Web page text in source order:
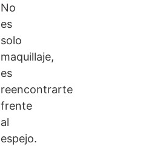
No
es
solo
maquillaje,
es
reencontrarte
frente
al
espejo.